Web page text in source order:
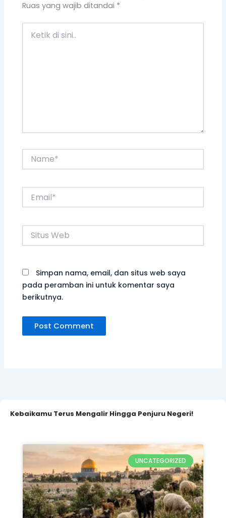
Ruas yang wajib ditandai *
Situs
Web
Simpan nama, email, dan situs web saya
pada peramban ini untuk komentar saya
berikutnya.
Kebaikamu Terus Mengalir Hingga Penjuru Negeri!
UNCATEGORIZED